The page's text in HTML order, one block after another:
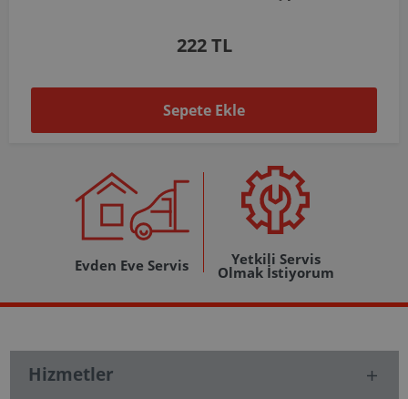
1.037 TL
Sepete Ekle
Evden Eve Servis Yetkili Servis
Olmak İstiyorum
Hizmetler